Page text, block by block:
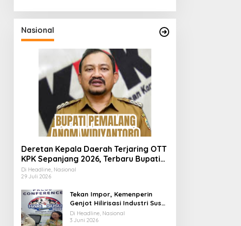
Nasional
Deretan Kepala Daerah Terjaring OTT
KPK Sepanjang 2026, Terbaru Bupati
Pemalang Anom Widiyantoro
Di Headline, Nasional
29 Juli 2026
Tekan Impor, Kemenperin
Genjot Hilirisasi Industri Susu
Lewat Momen Hari Susu
Nusantara 2026
Di Headline, Nasional
3 Juni 2026